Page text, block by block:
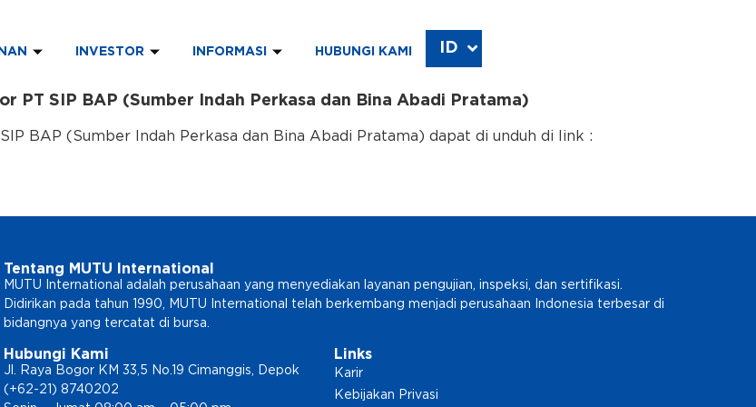
INVESTOR INFORMASI HUBUNGI KAMI ID
EN
PT SIP BAP (Sumber Indah Perkasa dan Bina Abadi Pratama)
BAP (Sumber Indah Perkasa dan Bina Abadi Pratama) dapat di unduh di link :
Tentang MUTU International
MUTU International adalah perusahaan yang menyediakan layanan pengujian, inspeksi, dan sertifikasi.
Didirikan pada tahun 1990, MUTU International telah berkembang menjadi perusahaan Indonesia terbesar di
bidangnya yang tercatat di bursa.
Hubungi Kami
Jl. Raya Bogor KM 33,5 No.19 Cimanggis, Depok
(+62-21) 8740202
Links
Karir
Kebijakan Privasi